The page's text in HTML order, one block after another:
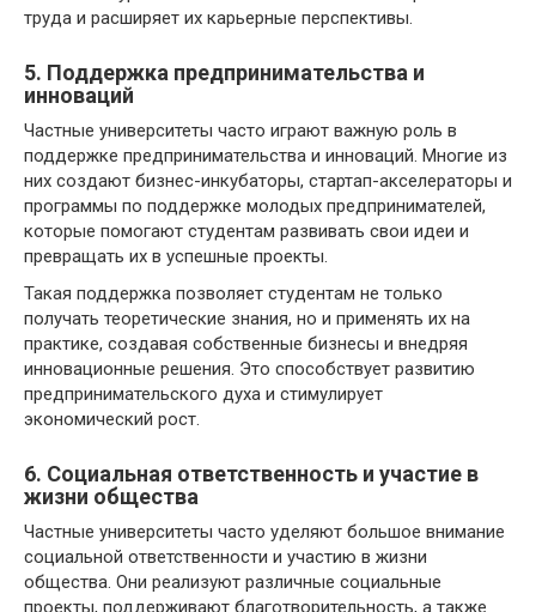
труда и расширяет их карьерные перспективы.
5. Поддержка предпринимательства и
инноваций
Частные университеты часто играют важную роль в
поддержке предпринимательства и инноваций. Многие из
них создают бизнес-инкубаторы, стартап-акселераторы и
программы по поддержке молодых предпринимателей,
которые помогают студентам развивать свои идеи и
превращать их в успешные проекты.
Такая поддержка позволяет студентам не только
получать теоретические знания, но и применять их на
практике, создавая собственные бизнесы и внедряя
инновационные решения. Это способствует развитию
предпринимательского духа и стимулирует
экономический рост.
6. Социальная ответственность и участие в
жизни общества
Частные университеты часто уделяют большое внимание
социальной ответственности и участию в жизни
общества. Они реализуют различные социальные
проекты, поддерживают благотворительность, а также